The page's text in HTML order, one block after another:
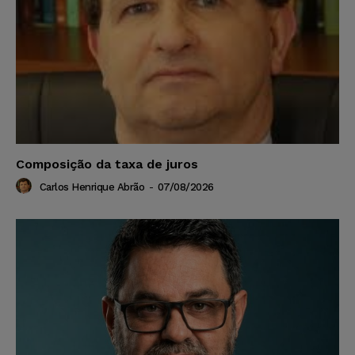
Composição da taxa de juros
Carlos Henrique Abrão - 07/08/2026